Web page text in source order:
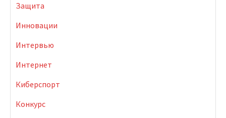
Защита
Инновации
Интервью
Интернет
Киберспорт
Конкурс